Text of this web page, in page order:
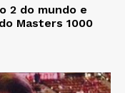
2 do mundo e
Masters 1000